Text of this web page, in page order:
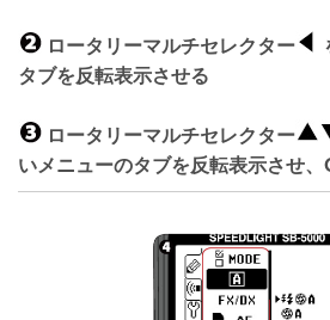
ロータリーマルチセレクター
タブを反転表示させる
ロータリーマルチセレクター
いメニューのタブを反転表示させ